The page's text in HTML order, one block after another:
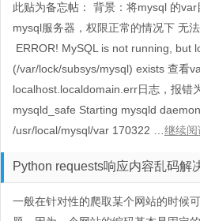
此贴为备忘帖： 背景：将mysql 的
mysql服务器，权限正常的情况下 无
ERROR! MySQL is not running, but
(/var/lock/subsys/mysql) exists 查看
localhost.localdomain.err日志，报错
mysqld_safe Starting mysqld
/usr/local/mysql/var 170322 … 继续阅
Python requests响应内容乱码解
一般在针对性的爬取某个网站的时候